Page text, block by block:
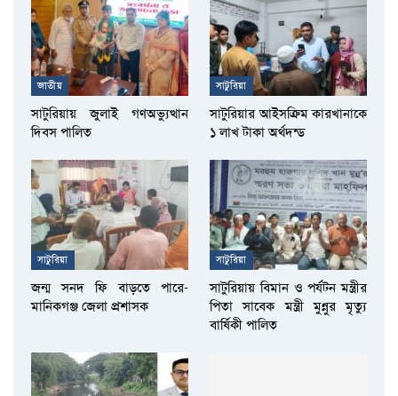
জাতীয়
সাটুরিয়ায় জুলাই গণঅভ্যুত্থান
দিবস পালিত
সাটুরিয়া
সাটুরিয়ার আইসক্রিম কারখানাকে
১ লাখ টাকা অর্থদন্ড
সাটুরিয়া
জন্ম সনদ ফি বাড়তে পারে-
মানিকগঞ্জ জেলা প্রশাসক
সাটুরিয়া
সাটুরিয়ায় বিমান ও পর্যটন মন্ত্রীর
পিতা সাবেক মন্ত্রী মুন্নুর মৃত্যু
বার্ষিকী পালিত